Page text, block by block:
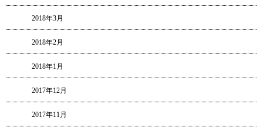
2018年3月
2018年2月
2018年1月
2017年12月
2017年11月